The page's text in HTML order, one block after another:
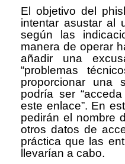
El objetivo del
intentar asustar al
según las
manera de operar
añadir una
“problemas
proporcionar una
podría ser
este enlace”. En
pedirán el nombre
otros datos de
práctica que las
llevarían a cabo.